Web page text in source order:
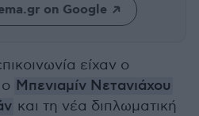
on Google
είχαν ο
ο Μπενιαμίν Νετανιάχου
και τη νέα διπλωματική